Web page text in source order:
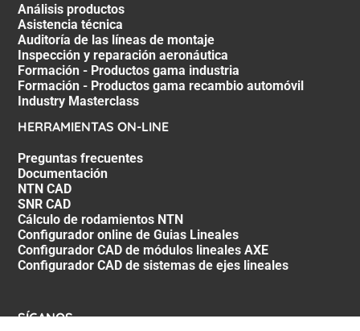
Análisis productos
Asistencia técnica
Auditoría de las líneas de montaje
Inspección y reparación aeronáutica
Formación - Productos gama industria
Formación - Productos gama recambio automóvil
Industry Masterclass
HERRAMIENTAS ON-LINE
Preguntas frecuentes
Documentación
NTN CAD
SNR CAD
Cálculo de rodamientos NTN
Configurador online de Guias Lineales
Configurador CAD de módulos lineales AXE
Configurador CAD de sistemas de ejes lineales
SÍGANOS